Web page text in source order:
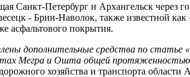
Санкт-Петербург и Архангельск через
- Брин-Наволок, также известной
асфальтового покрытия.
дополнительные средства по
Мегра и Ошта общей
хозяйства и транспорта области